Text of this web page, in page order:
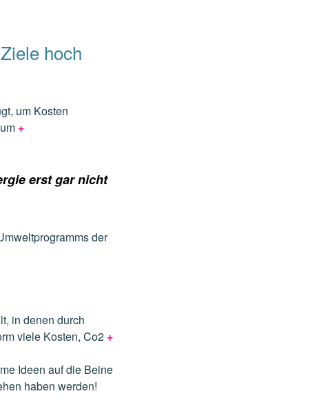
hoch
um Kosten
+
erst gar nicht
der
in denen durch
viele Kosten, Co2 +
Ideen auf die Beine
haben werden!